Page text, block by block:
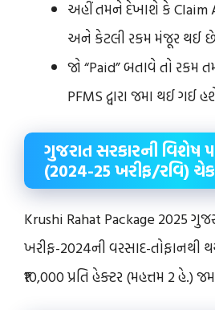
અહીં તમને દેખાશે કે
અને કેટલી રકમ મંજૂર થઈ છે
જો “Paid” બતાવે તો રકમ
PFMS દ્વારા જમા થઈ ગઈ
ગુજરાત સરકારની વિશેષ
(2024-25 ખરીફ/રવિ) ચેક
Krushi Rahat Package 2025
ખરીફ-2024ની વરસાદ-તોફાનથી
₹10,000 પ્રતિ હેક્ટર (મહત્તમ 2 હે.)